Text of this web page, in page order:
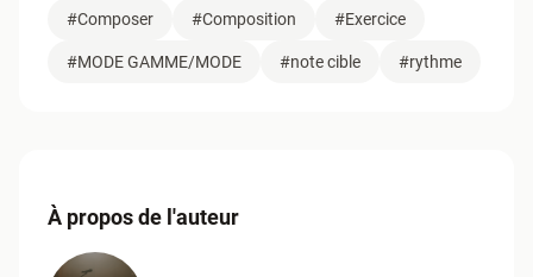
#Composer #Composition
#Exercice
#MODE GAMME/MODE
#note cible #rythme
À propos de l'auteur